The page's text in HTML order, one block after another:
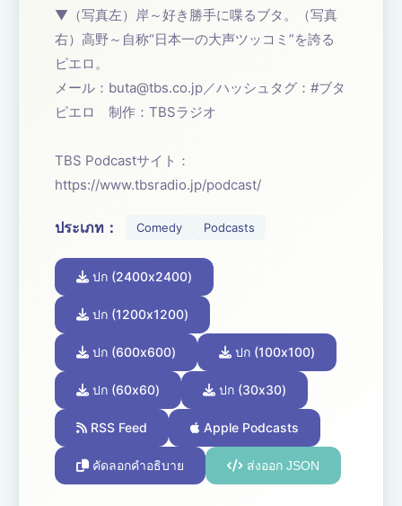
▼（写真左）岸～好き勝手に喋るブタ。（写真
右）高野～自称“日本一の大声ツッコミ”を誇る
ピエロ。
メール： buta@tbs.co.jp／ハッシュタグ：#ブタ
ピエロ 制作：TBSラジオ
TBS Podcastサイト：
https://www.tbsradio.jp/podcast/
ประเภท： Comedy Podcasts
ปก (2400x2400)
ปก (1200x1200)
ปก (600x600) ปก (100x100)
ปก (60x60) ปก (30x30)
RSS Feed Apple Podcasts
คัดลอกคำอธิบาย ส่งออก JSON